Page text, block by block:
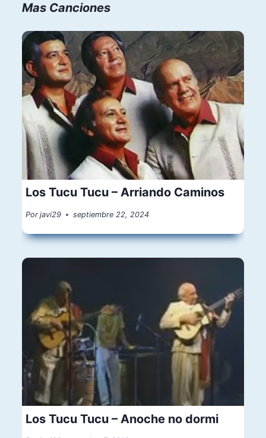
Mas Canciones
Los Tucu Tucu – Arriando Caminos
Por javi29 septiembre 22, 2024
Los Tucu Tucu – Anoche no dormi